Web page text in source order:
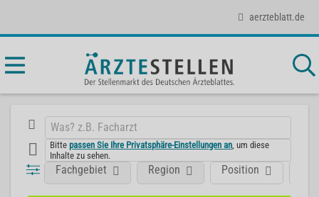
aerzteblatt.de
Bittepassen Sie Ihre Privatsphäre-Einstellungen an , um diese
Inhalte zu sehen.
Position
Fachgebiet Region